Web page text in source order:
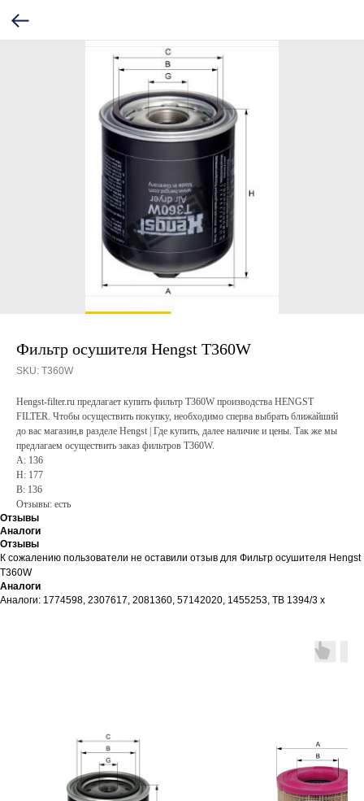
Фильтр осушителя Hengst T360W
SKU: T360W
Hengst-filter.ru предлагает купить фильтр T360W производства HENGST
FILTER. Чтобы осуществить покупку, необходимо сперва выбрать ближайший
до вас магазин,в разделе Hengst | Где купить, далее наличие и цены. Так же мы
предлагаем осуществить заказ фильтров T360W.
A: 136
H: 177
B: 136
Отзывы: есть
Отзывы
Аналоги
Отзывы
К сожалению пользователи не оставили отзыв для Фильтр осушителя Hengst
T360W
Аналоги
Аналоги: 1774598, 2307617, 2081360, 57142020, 1455253, TB 1394/3 x